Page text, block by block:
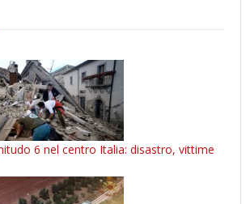
6 nel centro Italia: disastro, vittime